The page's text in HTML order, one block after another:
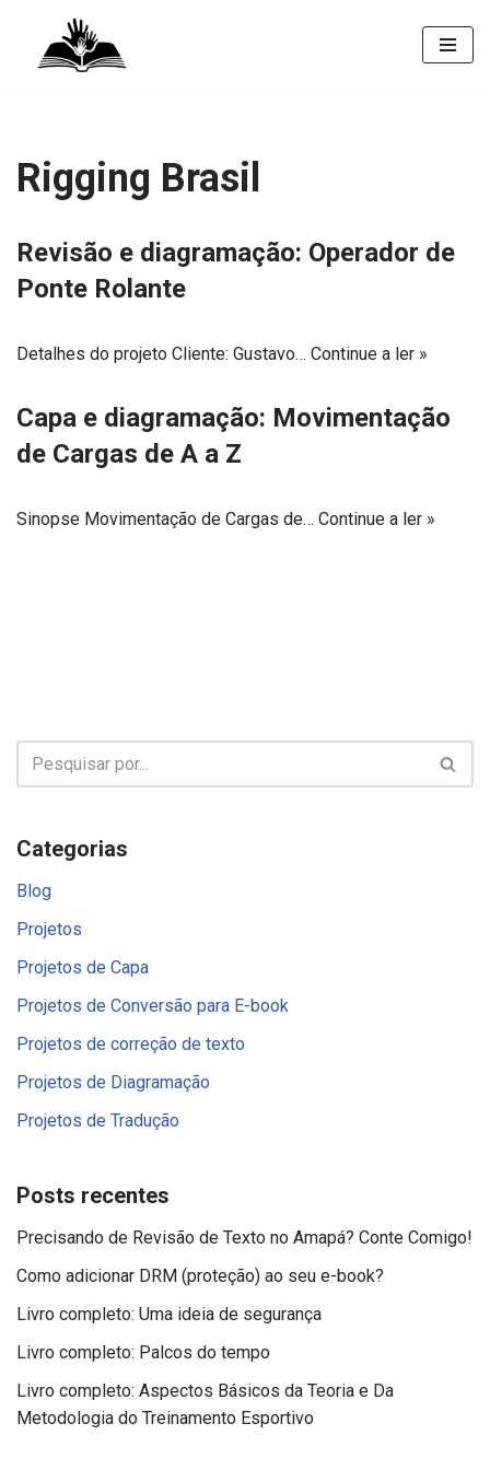
Pular
Rigging Brasil
Revisão e diagramação: Operador de
Ponte Rolante
Detalhes do projeto Cliente: Gustavo… Continue a ler »
Capa e diagramação: Movimentação
de Cargas de A a Z
Sinopse Movimentação de Cargas de… Continue a ler »
Categorias
Blog
Projetos
Projetos de Capa
Projetos de Conversão para E-book
Projetos de correção de texto
Projetos de Diagramação
Projetos de Tradução
Posts recentes
Precisando de Revisão de Texto no Amapá? Conte Comigo!
Como adicionar DRM (proteção) ao seu e-book?
Livro completo: Uma ideia de segurança
Livro completo: Palcos do tempo
Livro completo: Aspectos Básicos da Teoria e Da
Metodologia do Treinamento Esportivo